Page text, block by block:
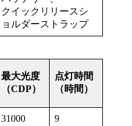
クイックリリースシ
ョルダーストラップ
最大光度
（CDP）
点灯時間
（時間）
31000 9